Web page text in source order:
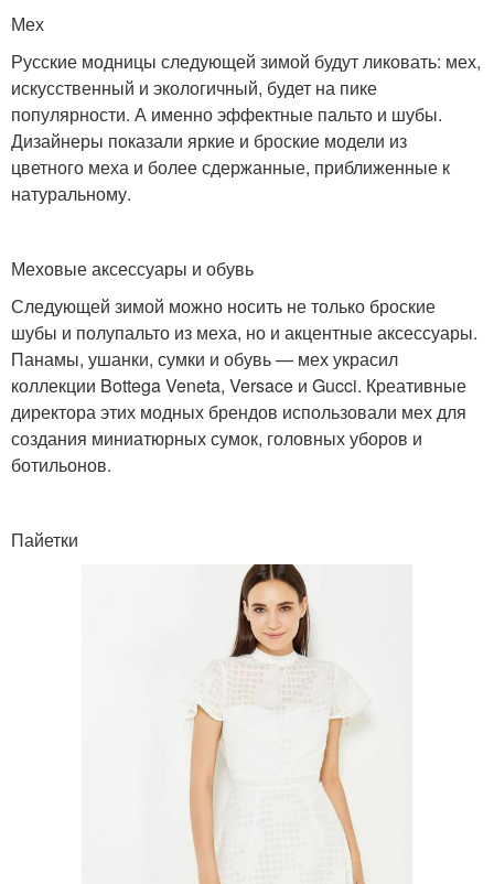
Мех
Русские модницы следующей зимой будут ликовать: мех,
искусственный и экологичный, будет на пике
популярности. А именно эффектные пальто и шубы.
Дизайнеры показали яркие и броские модели из
цветного меха и более сдержанные, приближенные к
натуральному.
Меховые аксессуары и обувь
Следующей зимой можно носить не только броские
шубы и полупальто из меха, но и акцентные аксессуары.
Панамы, ушанки, сумки и обувь — мех украсил
коллекции Bottega Veneta, Versace и Gucci. Креативные
директора этих модных брендов использовали мех для
создания миниатюрных сумок, головных уборов и
ботильонов.
Пайетки